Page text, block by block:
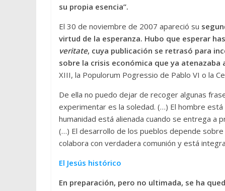
su propia esencia”.
El 30 de noviembre de 2007 apareció su
virtud de la esperanza. Hubo que esperar
veritate, cuya publicación se retrasó para
sobre la crisis económica que ya atenazaba
XIII, la Populorum Pogressio de Pablo VI o la
De ella no puedo dejar de recoger algunas
experimentar es la soledad. (…) El hombre
humanidad está alienada cuando se entrega a
(…) El desarrollo de los pueblos depende
colabora con verdadera comunión y está
El Jesús histórico
En preparación, pero no ultimada, se ha